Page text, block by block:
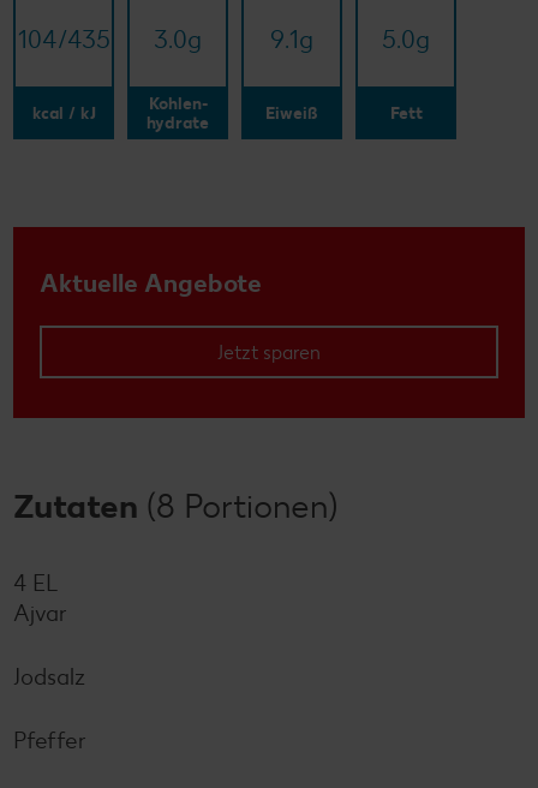
104/​435
kcal / kJ
3.0g
Kohlen-
hydrate
9.1g
Eiweiß
5.0g
Fett
Aktuelle Angebote
Jetzt sparen
Zutaten (8 Portionen)
4 EL
Ajvar
Jodsalz
Pfeffer